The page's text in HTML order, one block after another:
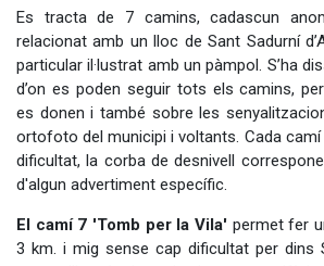
Es tracta de 7 camins, cadascun
relacionat amb un lloc de Sant Sadurní
particular il·lustrat amb un pàmpol. S’ha
d’on es poden seguir tots els camins,
es donen i també sobre les
ortofoto del municipi i voltants. Cada camí
dificultat, la corba de desnivell
d'algun advertiment específic.
El camí 7 'Tomb per la Vila' permet fer
3 km. i mig sense cap dificultat per dins